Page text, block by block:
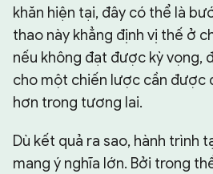
khăn hiện tại, đây có thể là
thao này khẳng định vị thế ở
nếu không đạt được kỳ vọng,
cho một chiến lược cần được
hơn trong tương lai.
Dù kết quả ra sao, hành trình
mang ý nghĩa lớn. Bởi trong